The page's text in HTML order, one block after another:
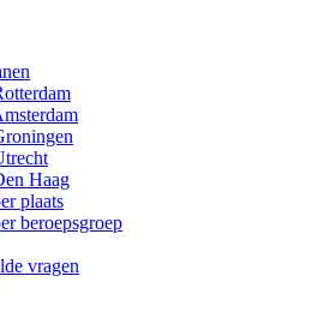
Haag
plaats
beroepsgroep
vragen